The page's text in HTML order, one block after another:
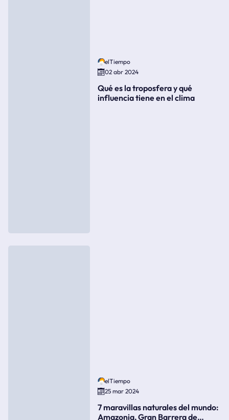
elTiempo
02 abr 2024
Qué es la troposfera y qué
influencia tiene en el clima
elTiempo
25 mar 2024
7 maravillas naturales del mundo:
Amazonia, Gran Barrera de